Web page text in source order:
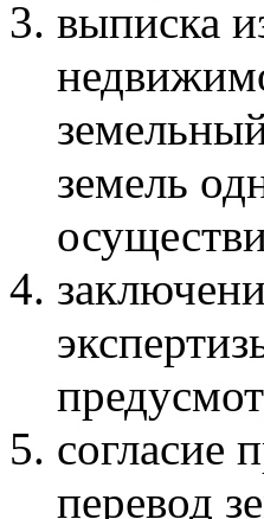
выписка
земель
согласие
перевод